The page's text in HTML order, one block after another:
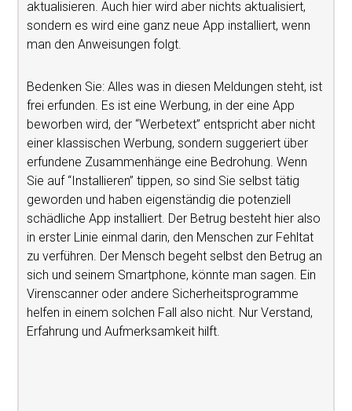
aktualisieren. Auch hier wird aber nichts aktualisiert,
sondern es wird eine ganz neue App installiert, wenn
man den Anweisungen folgt.
Bedenken Sie: Alles was in diesen Meldungen steht, ist
frei erfunden. Es ist eine Werbung, in der eine App
beworben wird, der “Werbetext” entspricht aber nicht
einer klassischen Werbung, sondern suggeriert über
erfundene Zusammenhänge eine Bedrohung. Wenn
Sie auf “Installieren” tippen, so sind Sie selbst tätig
geworden und haben eigenständig die potenziell
schädliche App installiert. Der Betrug besteht hier also
in erster Linie einmal darin, den Menschen zur Fehltat
zu verführen. Der Mensch begeht selbst den Betrug an
sich und seinem Smartphone, könnte man sagen. Ein
Virenscanner oder andere Sicherheitsprogramme
helfen in einem solchen Fall also nicht. Nur Verstand,
Erfahrung und Aufmerksamkeit hilft.